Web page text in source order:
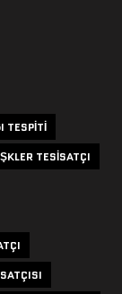
TESPITI
TESISATÇI